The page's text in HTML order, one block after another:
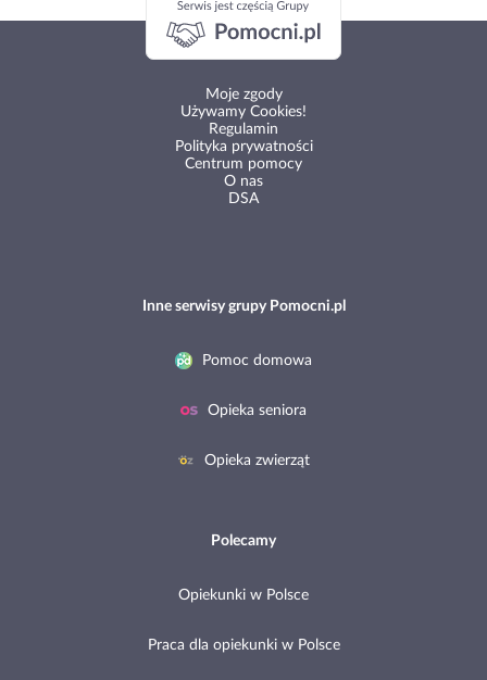
Moje zgody
Używamy Cookies!
Regulamin
Polityka prywatności
Centrum pomocy
O nas
DSA
Inne serwisy grupy Pomocni.pl
Pomoc domowa
Opieka seniora
Opieka zwierząt
Polecamy
Opiekunki w Polsce
Praca dla opiekunki w Polsce